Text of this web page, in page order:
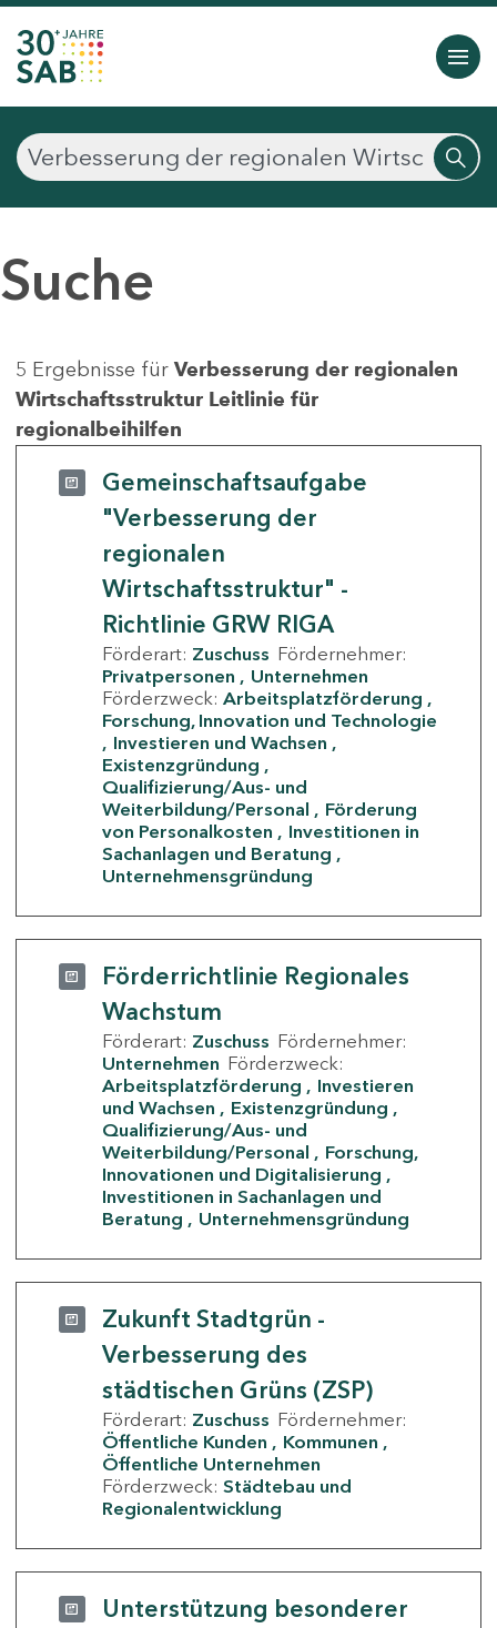
Suche
5 Ergebnisse für Verbesserung der regionalen
Wirtschaftsstruktur Leitlinie für
regionalbeihilfen
Gemeinschaftsaufgabe
"Verbesserung der
regionalen
Wirtschaftsstruktur" -
Richtlinie GRW RIGA
Förderart: Zuschuss Fördernehmer:
Privatpersonen
Unternehmen
Förderzweck: Arbeitsplatzförderung
Forschung, Innovation und Technologie
Investieren und Wachsen
Existenzgründung
Qualifizierung/Aus- und
Weiterbildung/Personal
Förderung
von Personalkosten
Investitionen in
Sachanlagen und Beratung
Unternehmensgründung
Förderrichtlinie Regionales
Wachstum
Förderart: Zuschuss Fördernehmer:
Unternehmen Förderzweck:
Arbeitsplatzförderung
Investieren
und Wachsen
Existenzgründung
Qualifizierung/Aus- und
Weiterbildung/Personal
Forschung,
Innovationen und Digitalisierung
Investitionen in Sachanlagen und
Beratung
Unternehmensgründung
Zukunft Stadtgrün -
Verbesserung des
städtischen Grüns (ZSP)
Förderart: Zuschuss Fördernehmer:
Öffentliche Kunden
Kommunen
Öffentliche Unternehmen
Förderzweck: Städtebau und
Regionalentwicklung
Unterstützung besonderer